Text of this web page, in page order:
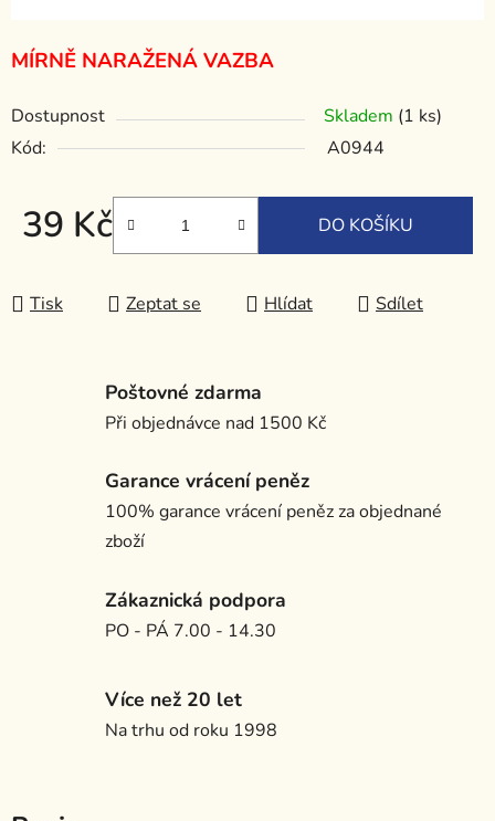
MÍRNĚ NARAŽENÁ VAZBA
Dostupnost Skladem (1 ks)
Kód:
A0944
39 Kč
Měrná cena:
DO KOŠÍKU
Tisk Zeptat se Hlídat Sdílet
Poštovné zdarma
Při objednávce nad 1500 Kč
Garance vrácení peněz
100% garance vrácení peněz za objednané
zboží
Zákaznická podpora
PO - PÁ 7.00 - 14.30
Více než 20 let
Na trhu od roku 1998